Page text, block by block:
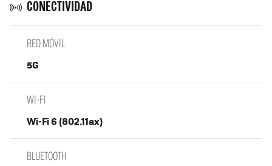
CONECTIVIDAD
RED MÓVIL
5G
WI-FI
Wi-Fi 6 (802.11ax)
BLUETOOTH